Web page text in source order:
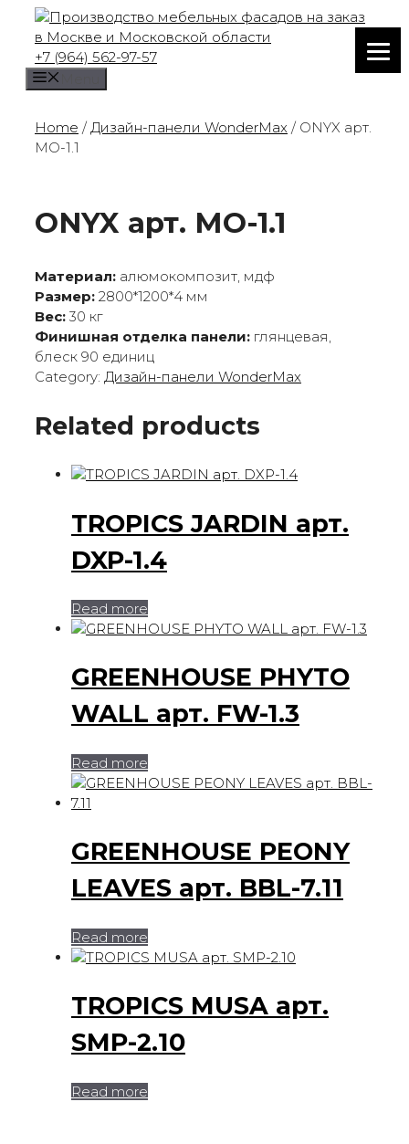
content
+7 (964) 562-97-57
Home /Дизайн-панели WonderMax / ONYX арт.
MO-1.1
ONYX арт. MO-1.1
Материал: алюмокомпозит, мдф
Размер: 2800*1200*4 мм
Вес: 30 кг
Финишная отделка панели: глянцевая,
блеск 90 единиц
Category: Дизайн-панели WonderMax
Related products
TROPICS JARDIN арт.
DXP-1.4
Read more
GREENHOUSE PHYTO
WALL арт. FW-1.3
Read more
GREENHOUSE PEONY
LEAVES арт. BBL-7.11
Read more
TROPICS MUSA арт.
SMP-2.10
Read more